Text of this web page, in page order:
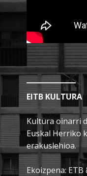
EITB KULTURA
Kultura oinarri
Euskal Herriko
erakuslehioa.
Ekoizpena: